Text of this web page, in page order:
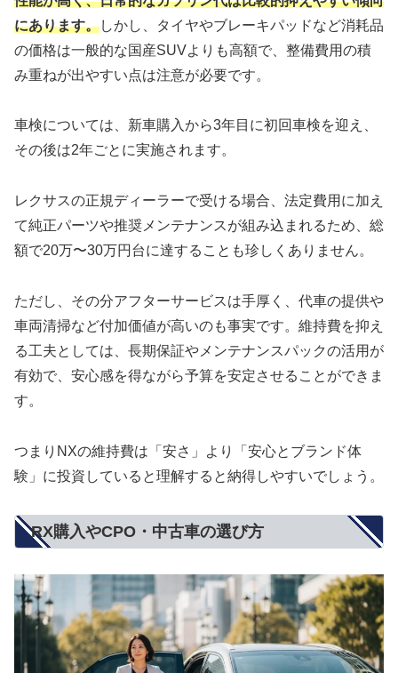
にあります。しかし、タイヤやブレーキパッドなど消耗品
の価格は一般的な国産SUVよりも高額で、整備費用の積
み重ねが出やすい点は注意が必要です。
車検については、新車購入から3年目に初回車検を迎え、
その後は2年ごとに実施されます。
レクサスの正規ディーラーで受ける場合、法定費用に加え
て純正パーツや推奨メンテナンスが組み込まれるため、総
額で20万〜30万円台に達することも珍しくありません。
ただし、その分アフターサービスは手厚く、代車の提供や
車両清掃など付加価値が高いのも事実です。維持費を抑え
る工夫としては、長期保証やメンテナンスパックの活用が
有効で、安心感を得ながら予算を安定させることができま
す。
つまりNXの維持費は「安さ」より「安心とブランド体
験」に投資していると理解すると納得しやすいでしょう。
RX購入やCPO・中古車の選び方